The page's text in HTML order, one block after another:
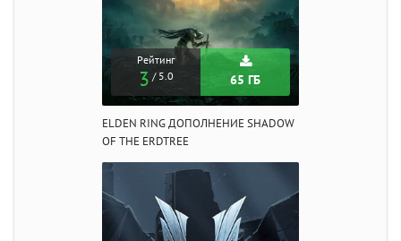
Рейтинг
3 / 5.0 65 ГБ
ELDEN RING ДОПОЛНЕНИЕ SHADOW
OF THE ERDTREE